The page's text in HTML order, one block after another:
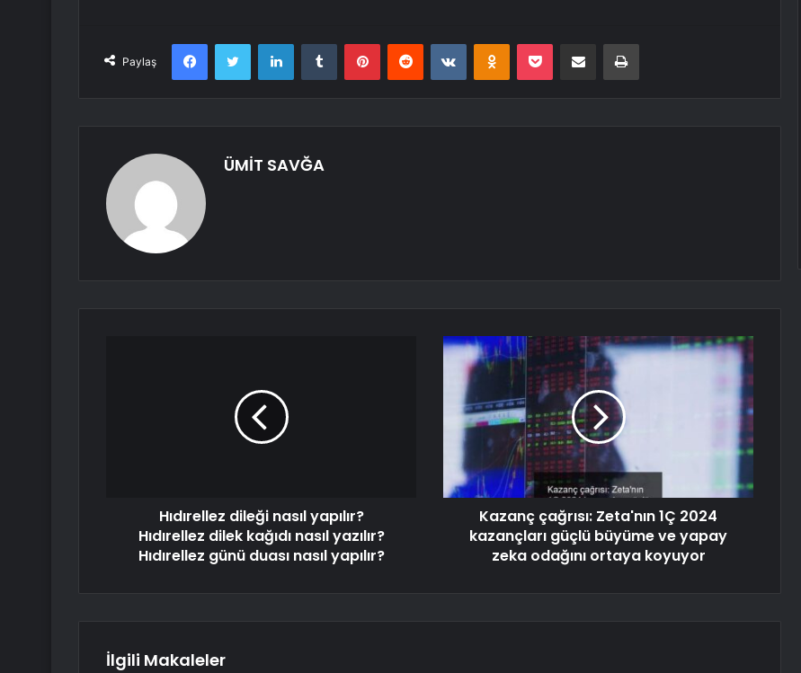
Paylaş
FacebookTwitter LinkedInTumblr PinterestReddit VKontakteOdnoklassniki
Pocket E-Posta ile paylaş Yazdır
ÜMİT SAVĞA
Hıdırellez dileği nasıl yapılır?
Hıdırellez dilek kağıdı nasıl yazılır?
Hıdırellez günü duası nasıl yapılır?
Kazanç çağrısı: Zeta'nın 1Ç 2024
kazançları güçlü büyüme ve yapay
zeka odağını ortaya koyuyor
İlgili Makaleler